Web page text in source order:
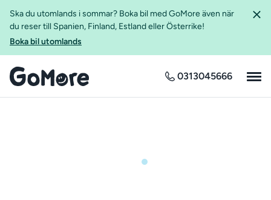
Ska du utomlands i sommar? Boka bil med GoMore även när
du reser till Spanien, Finland, Estland eller Österrike!
Boka bil utomlands
0313045666